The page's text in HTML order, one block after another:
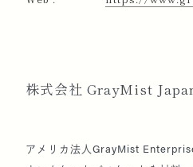
セミナー」講演
2016
ナンタケットバスケ
株式会社 GrayMist
アメリカ法人GrayMist